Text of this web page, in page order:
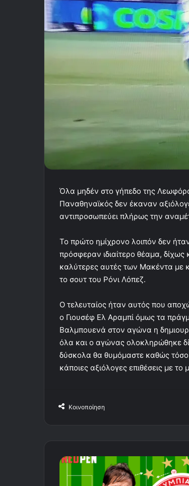
Όλα μηδέν στο γήπεδο της
Παναθηναϊκός δεν έκαναν
αντιπροσωπεύει πλήρως την
Το πρώτο ημίχρονο λοιπόν δεν
πρόσφεραν ιδιαίτερο θέαμα, δίχως
καλύτερες αυτές των Μακέντα με
το σουτ του Ρόνι Λόπεζ.
Ο τελευταίος ήταν αυτός που
ο Γιουσέφ Ελ Αραμπί όμως τα
Βαλμπουενά στον αγώνα η
όλα και ο αγώνας ολοκληρώθηκε
δύσκολα θα θυμόμαστε καθώς
κάποιες αξιόλογες επιθέσεις με
Κοινοποίηση
Η